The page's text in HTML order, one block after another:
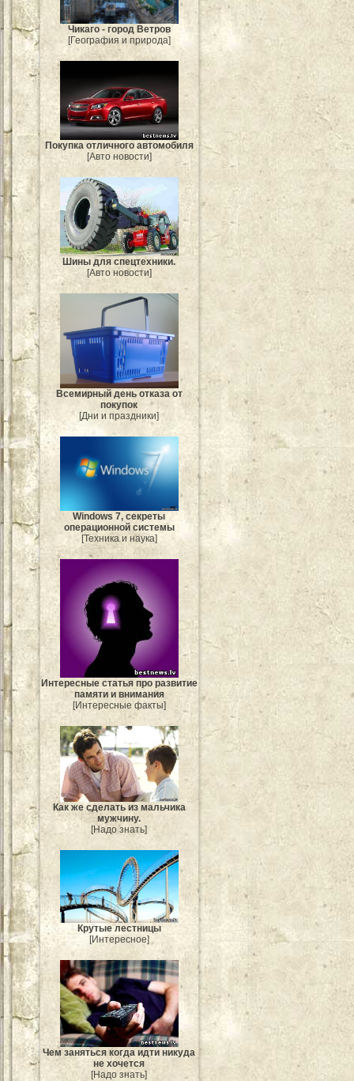
Чикаго - город Ветров
[География и природа]
Покупка отличного автомобиля
[Авто новости]
Шины для спецтехники.
[Авто новости]
Всемирный день отказа от
покупок
[Дни и праздники]
Windows 7, секреты
операционной системы
[Техника и наука]
Интересные статья про развитие
памяти и внимания
[Интересные факты]
Как же сделать из мальчика
мужчину.
[Надо знать]
Крутые лестницы
[Интересное]
Чем заняться когда идти никуда
не хочется
[Надо знать]